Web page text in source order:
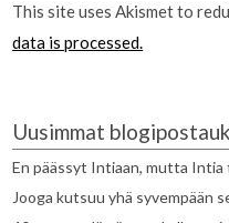
This site uses Akismet to
data is processed.
Uusimmat
En päässyt Intiaan, mutta Intia
Jooga kutsuu yhä syvempään